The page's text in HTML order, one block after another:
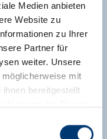
Medien anbieten
Website zu
zu Ihrer
Partner für
weiter. Unsere
mit
bereitgestellt